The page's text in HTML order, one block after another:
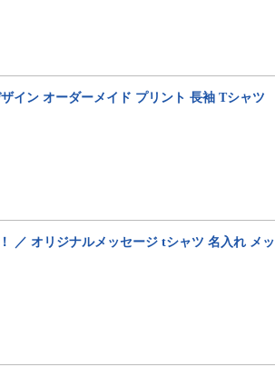
イン オーダーメイド プリント 長袖 Tシャツ
／ オリジナルメッセージ tシャツ 名入れ メッ